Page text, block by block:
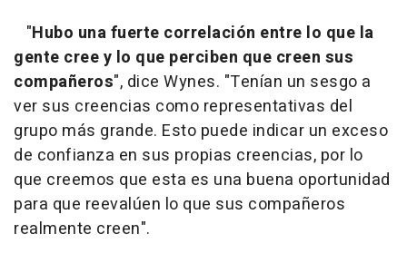
"Hubo una fuerte correlación entre lo que la
gente cree y lo que perciben que creen sus
compañeros", dice Wynes. "Tenían un sesgo a
ver sus creencias como representativas del
grupo más grande. Esto puede indicar un exceso
de confianza en sus propias creencias, por lo
que creemos que esta es una buena oportunidad
para que reevalúen lo que sus compañeros
realmente creen".